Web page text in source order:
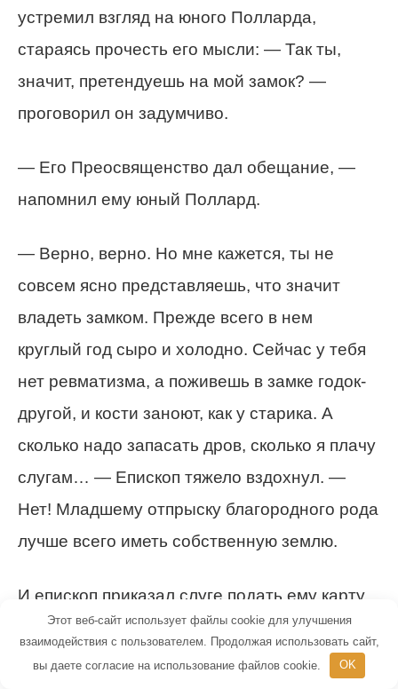
устремил взгляд на юного Полларда,
стараясь прочесть его мысли: — Так ты,
значит, претендуешь на мой замок? —
проговорил он задумчиво.
— Его Преосвященство дал обещание, —
напомнил ему юный Поллард.
— Верно, верно. Но мне кажется, ты не
совсем ясно представляешь, что значит
владеть замком. Прежде всего в нем
круглый год сыро и холодно. Сейчас у тебя
нет ревматизма, а поживешь в замке годок-
другой, и кости заноют, как у старика. А
сколько надо запасать дров, сколько я плачу
слугам… — Епископ тяжело вздохнул. —
Нет! Младшему отпрыску благородного рода
лучше всего иметь собственную землю.
И епископ приказал слуге подать ему карту.
Развернув пергамент, он оглядел свои
владения.
Этот веб-сайт использует файлы cookie для улучшения
взаимодействия с пользователем. Продолжая использовать сайт,
вы даете согласие на использование файлов cookie.
OK